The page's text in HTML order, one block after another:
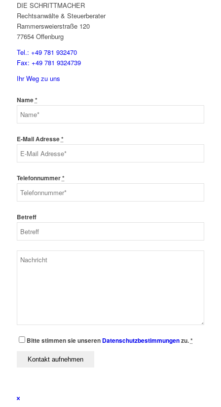
DIE SCHRITTMACHER
Rechtsanwälte & Steuerberater
Rammersweierstraße 120
77654 Offenburg
Tel.: +49 781 932470
Fax: +49 781 9324739
Ihr Weg zu uns
Name*
E-Mail Adresse*
Telefonnummer*
Betreff
Bitte stimmen sie unseren Datenschutzbestimmungenzu.*